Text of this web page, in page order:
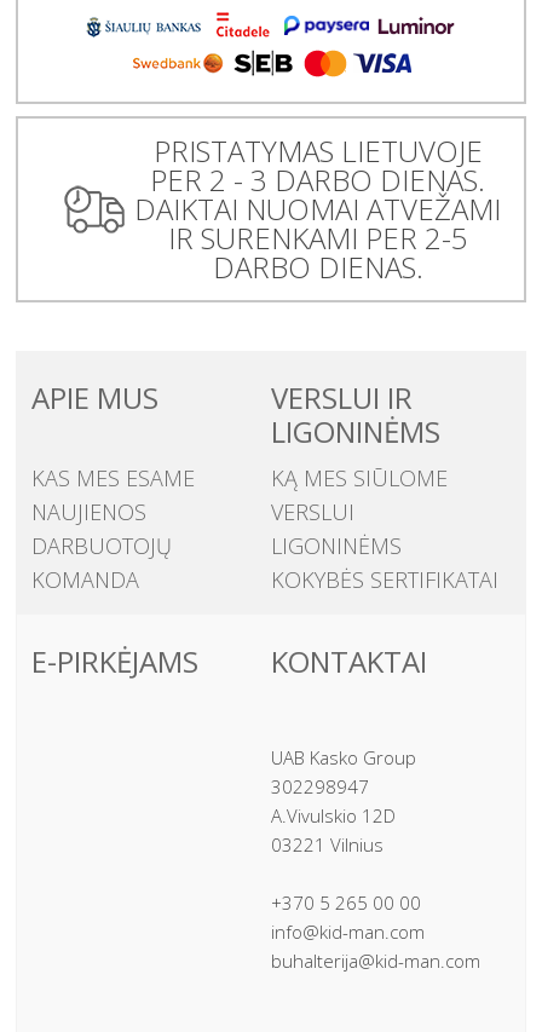
PRISTATYMAS LIETUVOJE
PER 2 - 3 DARBO DIENAS.
DAIKTAI NUOMAI ATVEŽAMI
IR SURENKAMI PER 2-5
DARBO DIENAS.
APIE MUS
KAS MES ESAME
NAUJIENOS
DARBUOTOJŲ
KOMANDA
VERSLUI IR
LIGONINĖMS
KĄ MES SIŪLOME
VERSLUI
LIGONINĖMS
KOKYBĖS SERTIFIKATAI
E-PIRKĖJAMS KONTAKTAI
UAB Kasko Group
302298947
A.Vivulskio 12D
03221 Vilnius
+370 5 265 00 00
info@kid-man.com
buhalterija@kid-man.com